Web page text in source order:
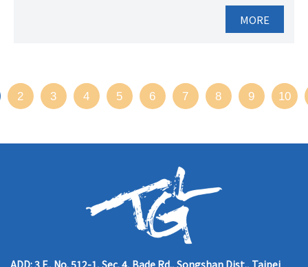
MORE
2 3 4 5 6 7 8 9 10
ADD:3 F., No. 512-1, Sec. 4, Bade Rd., Songshan Dist., Taipei